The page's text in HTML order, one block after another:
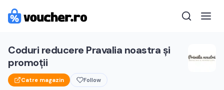
Coduri reducere Pravalia noastra și
promoții
Catre magazin Follow